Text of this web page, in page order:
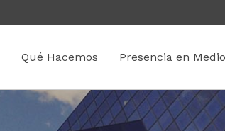
Qué Hacemos Presencia en